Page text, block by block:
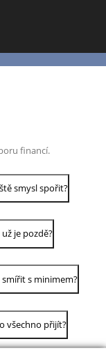
financí.
smysl spořit?
je pozdě?
s minimem?
všechno přijít?